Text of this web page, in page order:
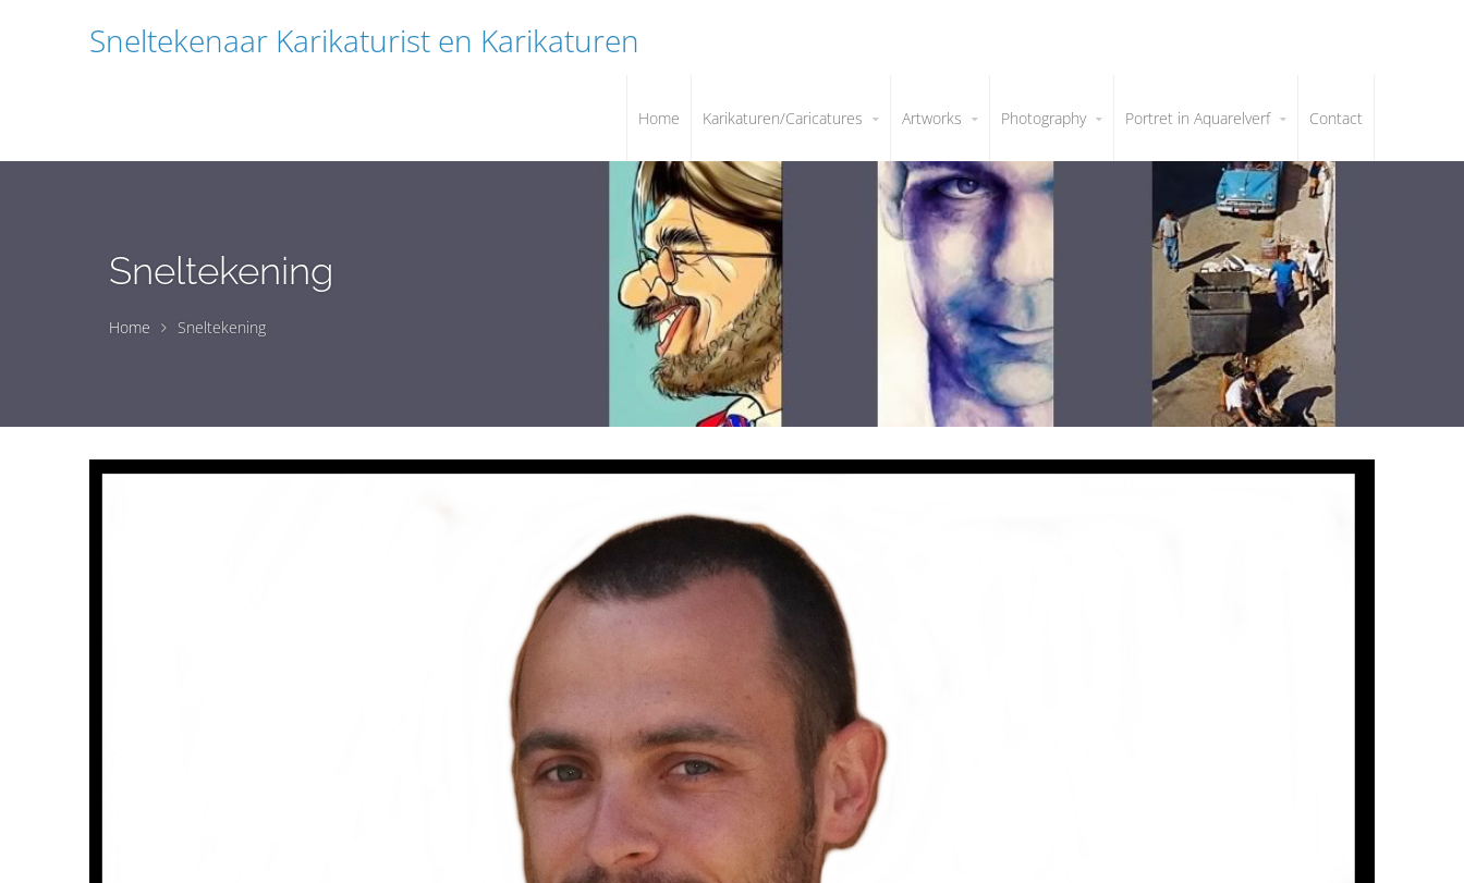
Sneltekenaar Karikaturist en Karikaturen
Home Karikaturen/Caricatures Artworks Photography Portret in Aquarelverf Contact
Sneltekening
Home Sneltekening